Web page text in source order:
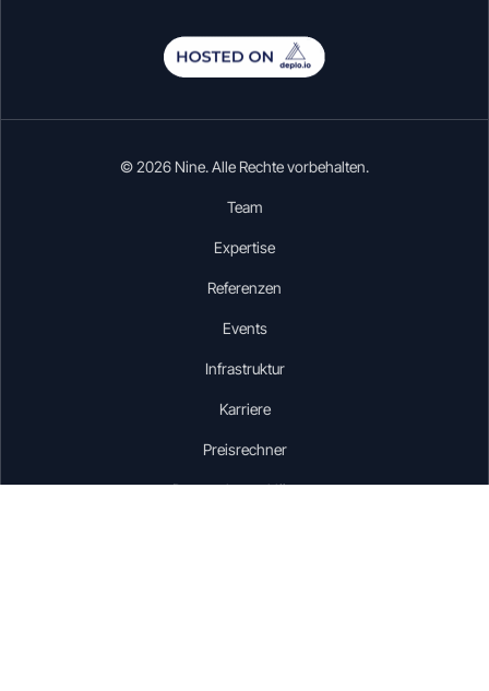
© 2026 Nine. Alle Rechte vorbehalten.
Team
Expertise
Referenzen
Events
Infrastruktur
Karriere
Preisrechner
Datenschutzerklärung